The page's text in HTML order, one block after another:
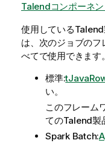
Talendコンポーネン
使用しているTalend
は、次のジョブのフ
べてで使用できます。
標準:
い。
このフレーム
てのTalend製
Spark Batch: